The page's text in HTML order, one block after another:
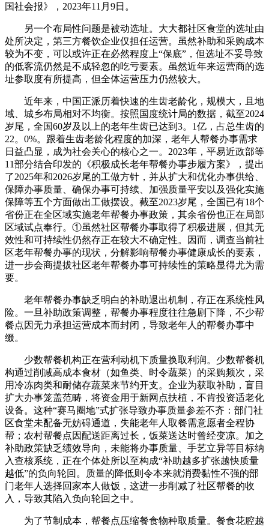
国社会报》，2023年11月9日。
另一个布局性问题是被动选址。大大都社区食堂的选址由
处所决定，第三方餐饮企业仅担任运营。虽然补助和采购成本
较为不变，可以或许正在必然程度上“保底”，但选址不妥导致
的低客流仍然是不成轻忽的吃亏要素。虽然近年来运营商的选
址参取度有所提高，但全体运营压力仍然较大。
近年来，中国正派历着快速的生齿老龄化，规模大，且地
域、城乡布局相对不均衡。按照国度统计局的数据，截至2024
岁尾，全国60岁及以上的老年生齿已达到3。1亿，占总生齿的
22。0%。跟着生齿老龄化程度的加深，老年人帮餐办事需求
日益凸显，成为社会关心的核心之一。2023年，平易近政部等
11部分结合印发的《积极成长老年帮餐办事步履方案》，提出
了2025年和2026岁尾的工做方针，并从扩大和优化办事供给、
保障办事质量、确保办事可持续、加强质量平安以及强化实施
保障等五个方面做出工做摆设。截至2023岁尾，全国已有18个
省份正在全区域实施老年帮餐办事政策，其余省份也正在局部
区域试点奉行。①虽然社区帮餐办事取得了积极进展，但其无
效性和可持续性仍然存正在较大不确定性。因而，调查当前社
区老年帮餐办事的现状，分解影响帮餐办事健康成长的要素，
进一步会商提拔社区老年帮餐办事可持续性的策略显得尤为需
要。
老年帮餐办事缺乏明白的补助退出机制，存正在系统性风
险。一旦补助政策调整，帮餐办事程度往往急剧下降，不少帮
餐点因无力承担运营成本而封闭，导致老年人的帮餐办事中
缀。
少数帮餐机构正在营利动机下质量换取利润。少数帮餐机
构通过削减高成本食材（如鱼类、时令蔬菜）的采购频次，采
用冷冻肉类和耐储存蔬菜来节约开支。企业为获取补助，盲目
扩大办事笼盖范畴，将资金用于新网点扶植，不肯投资适老化
设备。这种“赛马圈地”式扩张导致办事质量参差不齐：部门社
区食堂未配备无妨碍通道，失能老年人取餐需意愿者全程协
帮；农村帮餐点因配送距离过长，饭菜送达时曾经变凉。加之
补助政策缺乏绩效导向，未能将办事质量、手艺立异等目标纳
入查核系统，正在个体处所以至构成“补助越多扩张越快质量
越低”的负向轮回。质量的降低则令本来就消费黏性不强的部
门老年人选择回家本人做饭，这进一步削减了社区帮餐的收
入，导致其陷入负向轮回之中。
为了节制成本，帮餐点压缩餐食物种取质量。餐食花腔越